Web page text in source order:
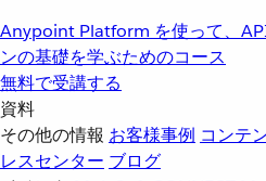
Anypoint Platform を使って、
ンの基礎を学ぶためのコース
無料で受講する
資料
その他の情報 お客様事例 コンテ
レスセンター ブログ